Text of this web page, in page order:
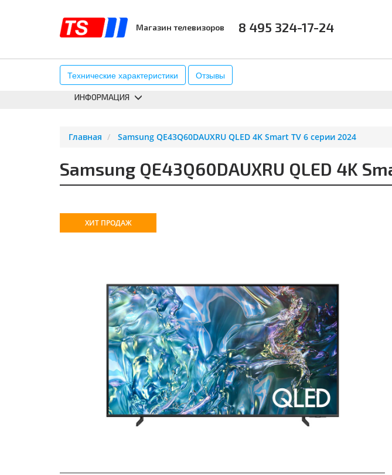
Магазин телевизоров 8 495 324-17-24
Технические характеристики Отзывы
КАТАЛОГ АКСЕССУАРЫ
ИНФОРМАЦИЯ
Главная Samsung QE43Q60DAUXRU QLED 4K Smart TV 6 серии 2024
Samsung QE43Q60DAUXRU QLED 4K
ХИТ ПРОДАЖ